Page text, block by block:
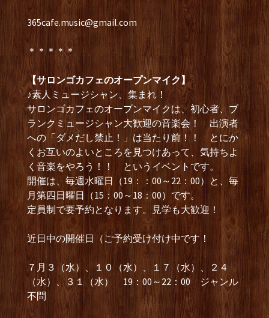
365cafe.music@gmail.com
＊＊＊＊＊
【サロンゴカフェのオープンマイク】
♪素人ミュージシャン、集まれ！
サロンゴカフェのオープンマイクは、初心者、ブ
ランクミュージシャン大歓迎の音楽会！ 出演者
への「ダメだし禁止！」は当たり前！！ とにか
くお互いのよいところを見つけあって、気持ちよ
く音楽をやろう！！ というイベントです。
開催は、毎週水曜日（19：：00～22：00）と、毎
月第四日曜日（15：00～18：00）です。
定員制で要予約となります。見学も大歓迎！
近日中の開催日（ご予約受け付け中です！
７月３（水）、１０（水）、１７（水）、２４
（水）、３１（水） 19：00～22：00 ジャンル
不問